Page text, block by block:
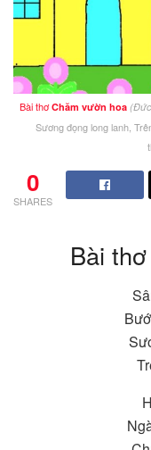
Bài thơChăm vườn hoa
Sương đọng long lanh,
0
SHARES
Bài